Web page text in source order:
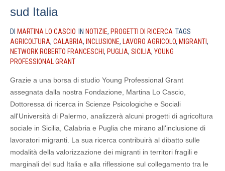
sud Italia
DI MARTINA LO CASCIO IN NOTIZIE, PROGETTI DI RICERCA TAGS
AGRICOLTURA, CALABRIA, INCLUSIONE, LAVORO AGRICOLO, MIGRANTI,
NETWORK ROBERTO FRANCESCHI, PUGLIA, SICILIA, YOUNG
PROFESSIONAL GRANT
Grazie a una borsa di studio Young Professional Grant
assegnata dalla nostra Fondazione, Martina Lo Cascio,
Dottoressa di ricerca in Scienze Psicologiche e Sociali
all'Università di Palermo, analizzerà alcuni progetti di agricoltura
sociale in Sicilia, Calabria e Puglia che mirano all'inclusione di
lavoratori migranti. La sua ricerca contribuirà al dibatto sulle
modalità della valorizzazione dei migranti in territori fragili e
marginali del sud Italia e alla riflessione sul collegamento tra le